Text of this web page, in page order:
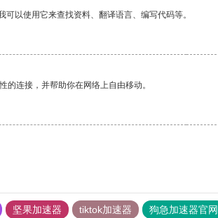
以使用它来查找资料、翻译语言、编写代码等。
连接，并帮助你在网络上自由移动。
坚果加速器 tiktok加速器 狗急加速器官网